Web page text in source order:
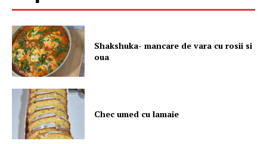
Shakshuka- mancare de vara cu rosii si
oua
Chec umed cu lamaie